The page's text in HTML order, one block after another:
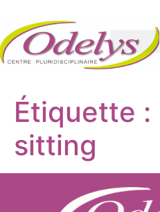
Étiquette :
sitting